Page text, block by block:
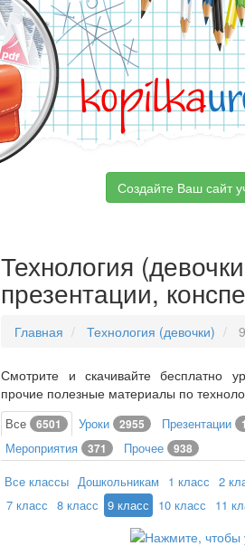
kopilka
Создайте Ваш сайт
Технология
презентации,
Главная Технология (девочки)
Смотрите и скачивайте бесплатно
прочие полезные материалы по
Все 6501 Уроки 2955 Презентации
Мероприятия 371 Прочее 938
Все классы Дошкольникам 1 класс 2
7 класс 8 класс 9 класс 10 класс 11